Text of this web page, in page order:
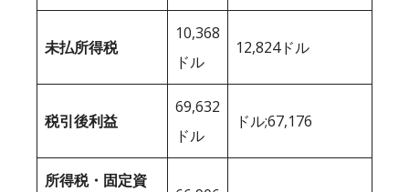
未払所得税
10,368
ドル
12,824ドル
税引後利益
69,632
ドル
ドル;67,176
所得税・固定資